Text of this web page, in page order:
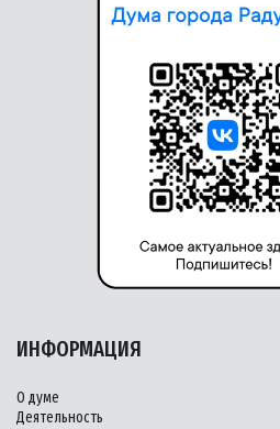
ИНФОРМАЦИЯ
О думе
Деятельность